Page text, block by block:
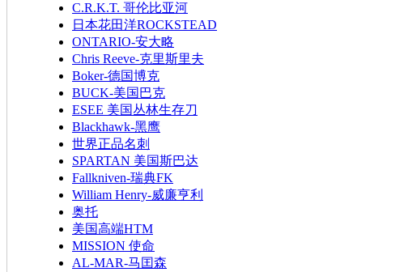
C.R.K.T. 哥伦比亚河
日本花田洋ROCKSTEAD
ONTARIO-安大略
Chris Reeve-克里斯里夫
Boker-德国博克
BUCK-美国巴克
ESEE 美国丛林生存刀
Blackhawk-黑鹰
世界正品名刺
SPARTAN 美国斯巴达
Fallkniven-瑞典FK
William Henry-威廉亨利
奥托
美国高端HTM
MISSION 使命
AL-MAR-马囯森